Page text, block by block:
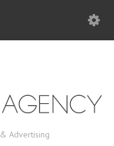
Advertising